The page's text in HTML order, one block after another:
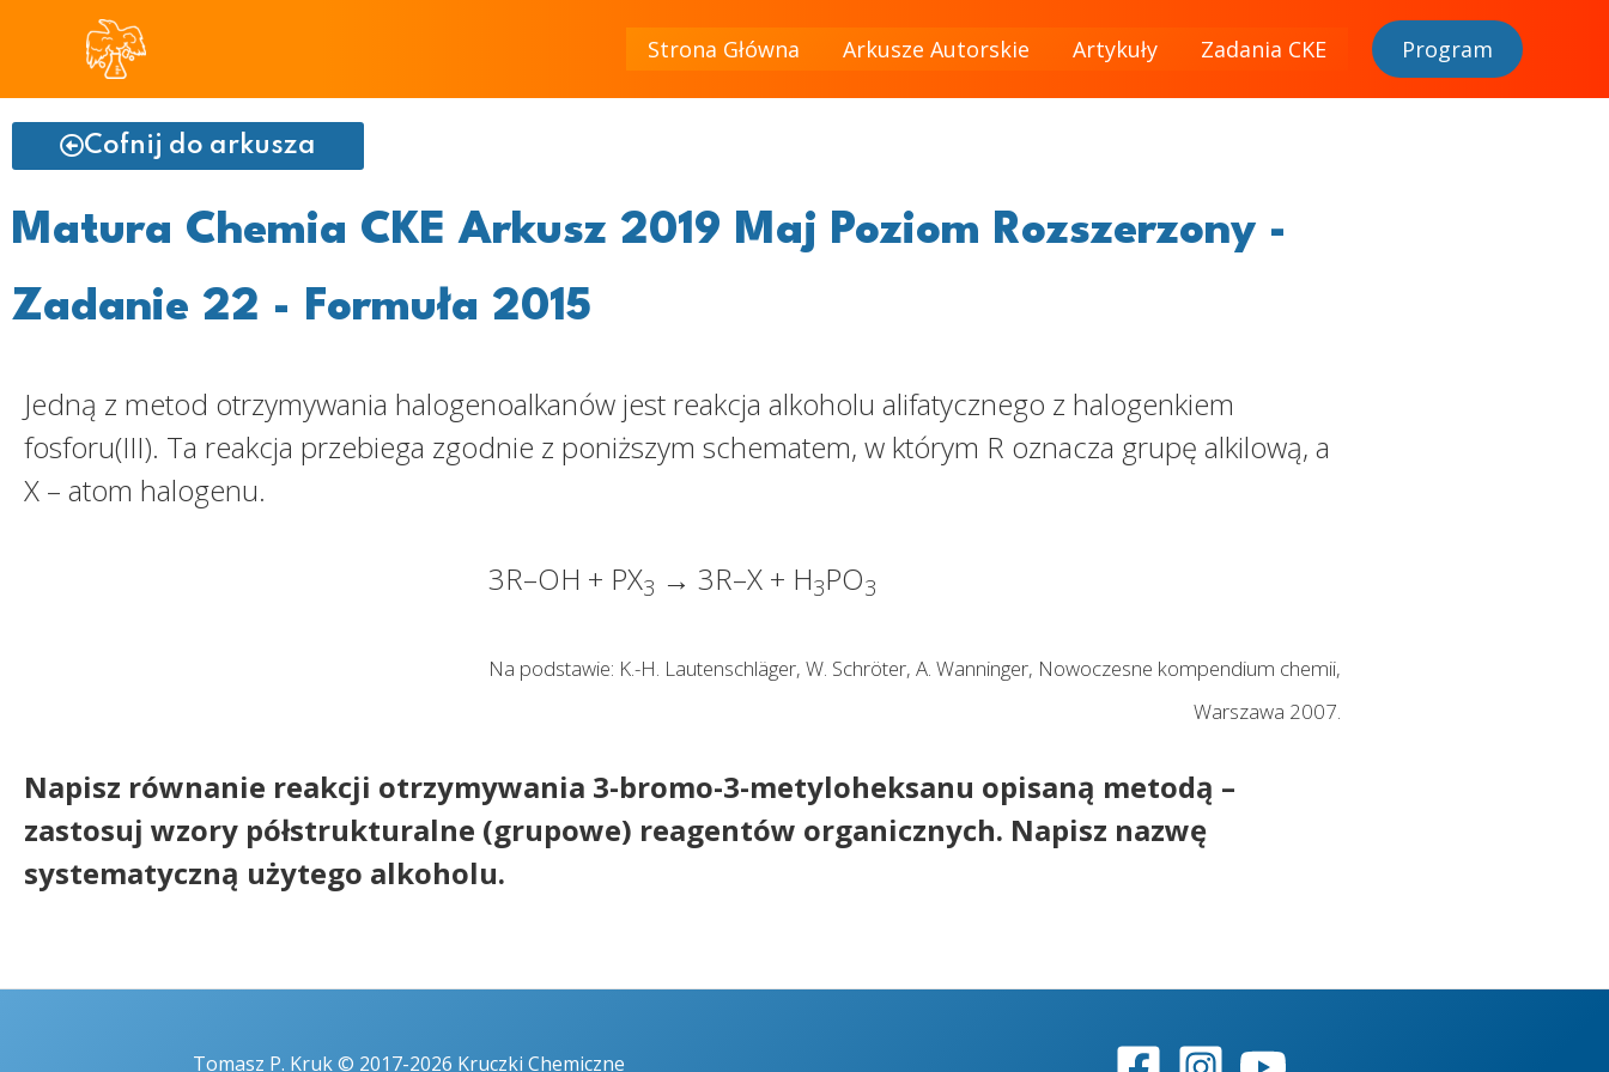
Strona Główna Arkusze Autorskie Artykuły Zadania CKE Program
Cofnij do arkusza
Matura Chemia CKE Arkusz 2019 Maj Poziom Rozszerzony -
Zadanie 22 - Formuła 2015
Jedną z metod otrzymywania halogenoalkanów jest reakcja alkoholu alifatycznego z halogenkiem
fosforu(III). Ta reakcja przebiega zgodnie z poniższym schematem, w którym R oznacza grupę alkilową, a
X – atom halogenu.
3R–OH + PX3 → 3R–X + H3PO3
Na podstawie: K.-H. Lautenschläger, W. Schröter, A. Wanninger, Nowoczesne kompendium chemii,
Warszawa 2007.
Napisz równanie reakcji otrzymywania 3-bromo-3-metyloheksanu opisaną metodą –
zastosuj wzory półstrukturalne (grupowe) reagentów organicznych. Napisz nazwę
systematyczną użytego alkoholu.
Tomasz P. Kruk © 2017-2026 Kruczki Chemiczne